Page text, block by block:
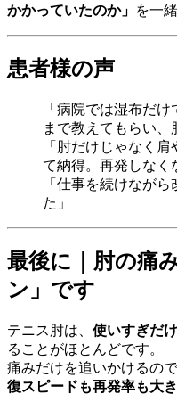
かかっていたのか」 を一
患者様の声
「病院では湿布だ
まで教えてもらい、
「肘だけじゃなく
て納得。再発しなく
「仕事を続けなが
た」
最後に｜肘の痛
ン」です
テニス肘は、 使いすぎだ
ることがほとんどです。
痛みだけを追いかけるので
復スピードも再発率も大